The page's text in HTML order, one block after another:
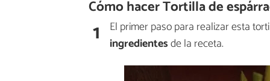
Cómo hacer Tortilla de
1
El primer paso para realizar esta
ingredientesde la receta.